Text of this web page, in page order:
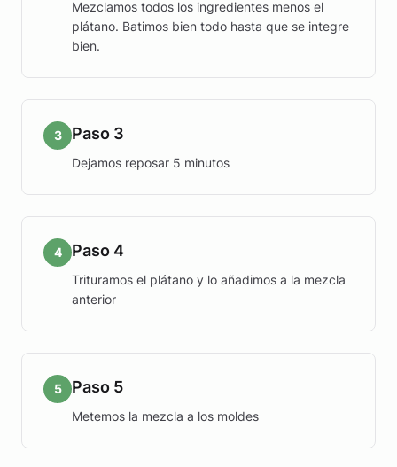
Mezclamos todos los ingredientes menos el
plátano. Batimos bien todo hasta que se integre
bien.
3 Paso 3
Dejamos reposar 5 minutos
4 Paso 4
Trituramos el plátano y lo añadimos a la mezcla
anterior
5 Paso 5
Metemos la mezcla a los moldes